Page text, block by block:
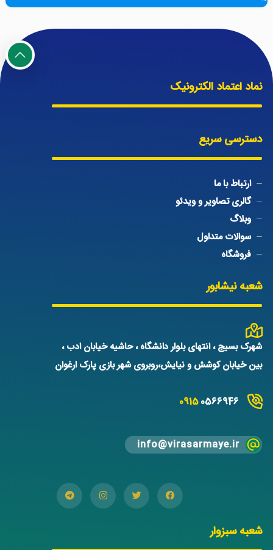
نماد اعتماد الکترونیک
دسترسی سریع
ارتباط با ما
گالری تصاویر و ویدئو
وبلاگ
سوالات متداول
فروشگاه
شعبه نیشابور
شهرک بسیج ، انتهای بلوار دانشگاه ، حاشیه خیابان ادب ،
بین خیابان کوشش و نیایش،روبروی شهر بازی پارک ارغوان
09150566946
info@virasarmaye.ir
شعبه سبزوار